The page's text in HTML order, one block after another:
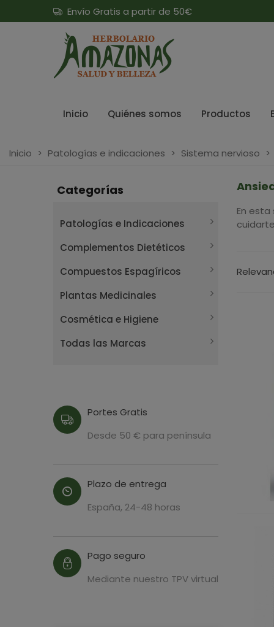
Envío Gratis a partir de 50€
Inicio Quiénes somos Productos
Inicio > Patologías e indicaciones > Sistema nervioso >
Categorías
Patologías e Indicaciones
Complementos Dietéticos
Compuestos Espagíricos
Plantas Medicinales
Cosmética e Higiene
Todas las Marcas
Portes Gratis
Desde 50 € para península
Plazo de entrega
España, 24-48 horas
Pago seguro
Mediante nuestro TPV virtual
En